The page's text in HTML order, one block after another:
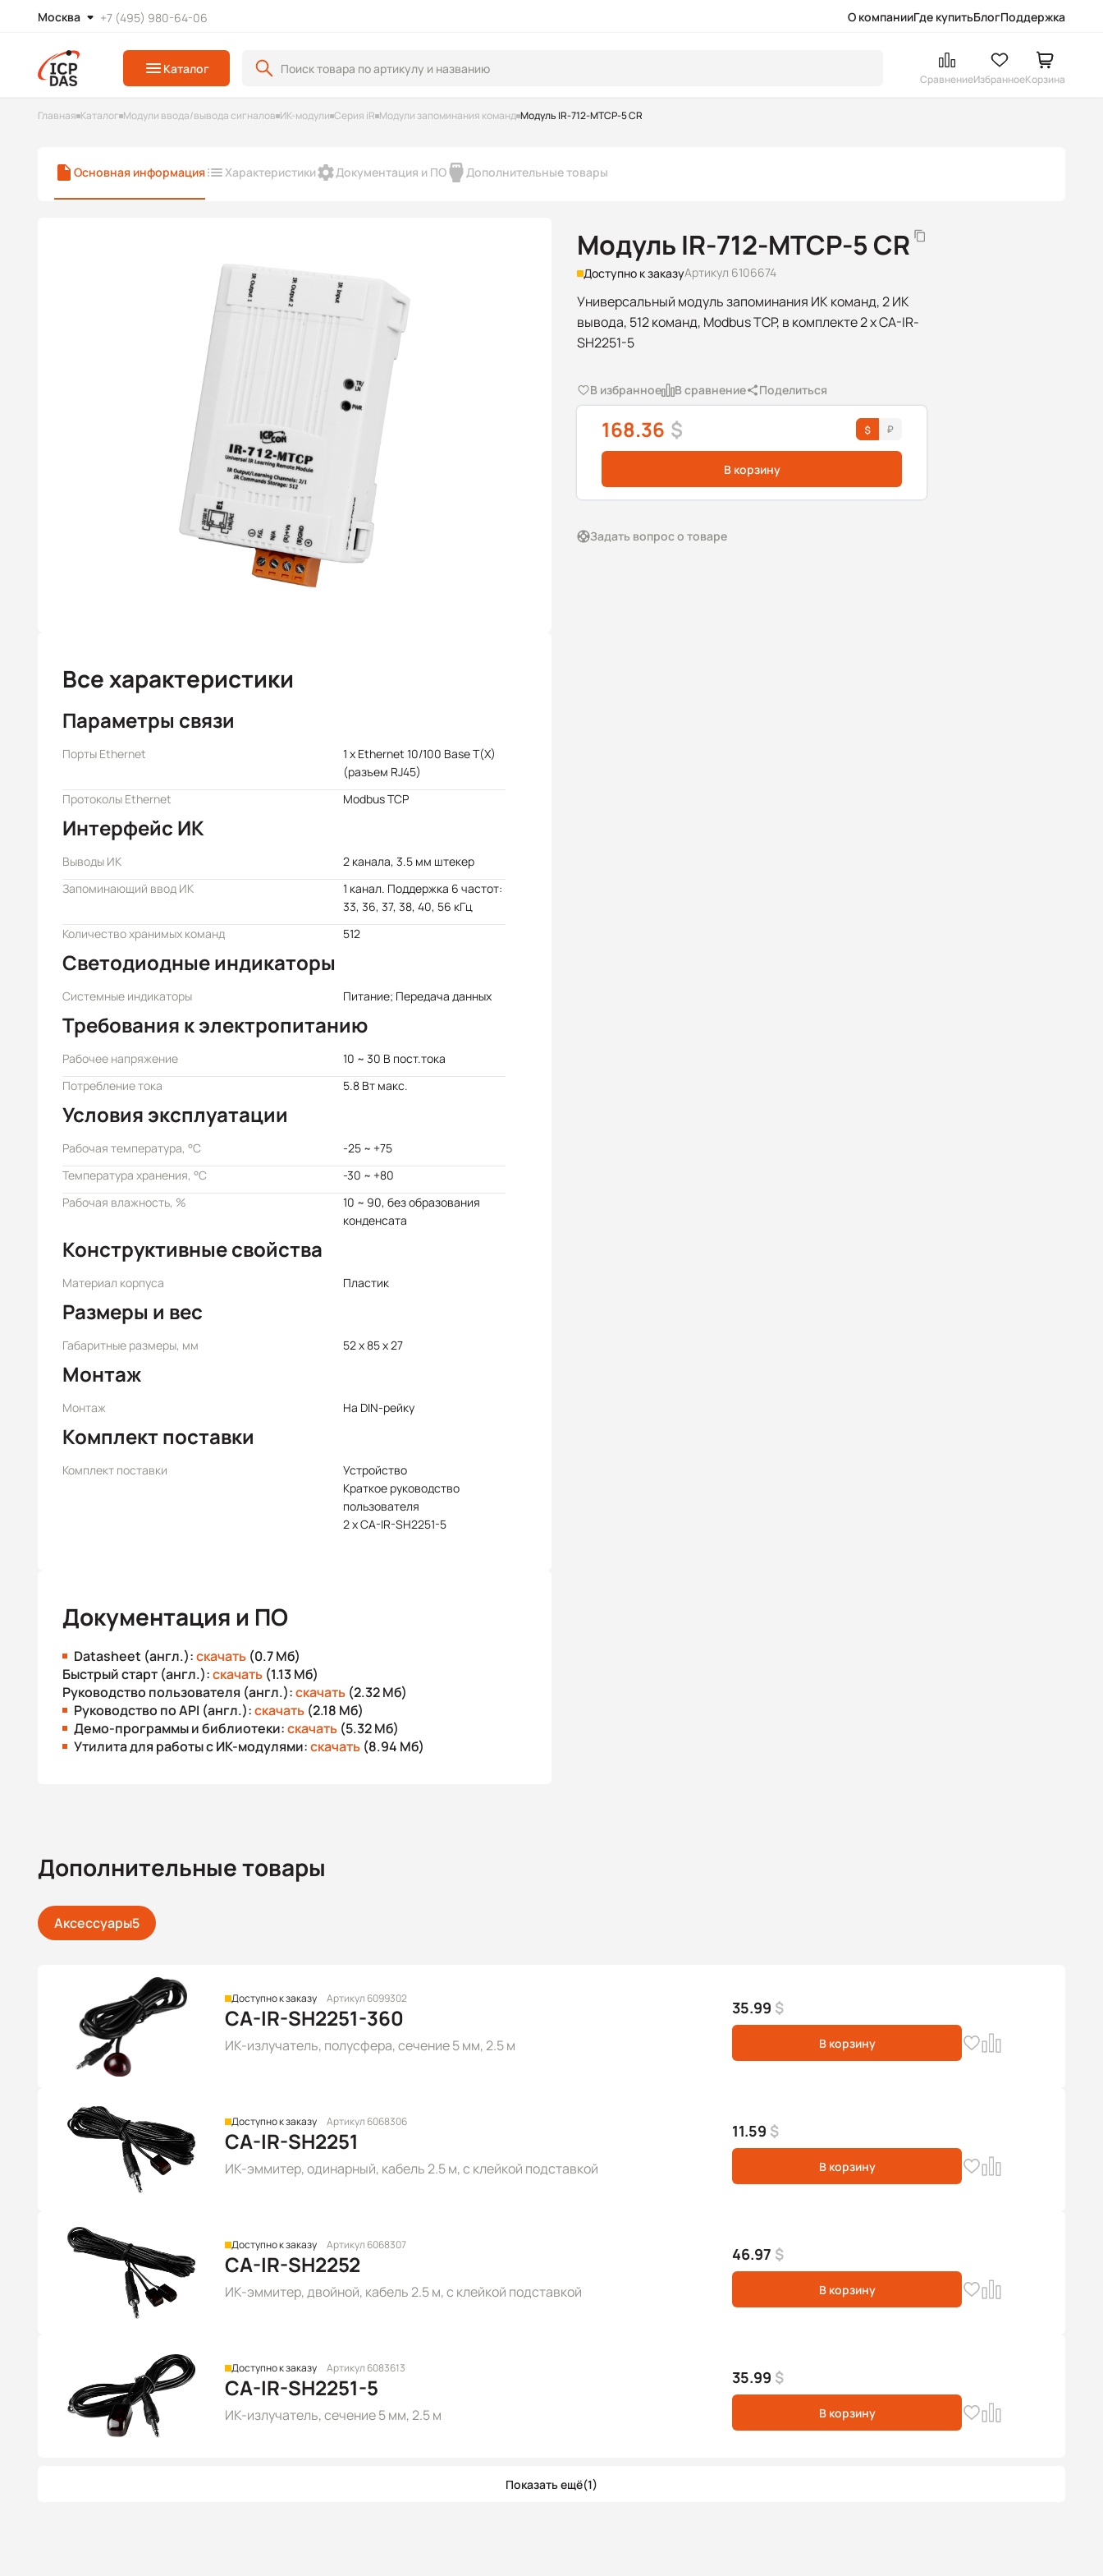
Москва +7 (495) 980-64-06 О компанииГде купитьБлогПоддержка
Каталог
СравнениеИзбранноеКорзина
Главная Каталог Модули ввода/вывода сигналов ИК-модули Серия iR Модули запоминания команд Модуль IR-712-MTCP-5 CR
Основная информация Характеристики Документация и ПО Дополнительные товары
Модуль IR-712-MTCP-5 CR
Доступно к заказуАртикул 6106674
Универсальный модуль запоминания ИК команд, 2 ИК
вывода, 512 команд, Modbus TCP, в комплекте 2 x CA-IR-
SH2251-5
В избранное В сравнение Поделиться
168.36 $
В корзину
Задать вопрос о товаре
Все характеристики
Параметры связи
Порты Ethernet
1 x Ethernet 10/100 Base T(X)
(разъем RJ45)
Протоколы Ethernet
Modbus TCP
Интерфейс ИК
Выводы ИК
2 канала, 3.5 мм штекер
Запоминающий ввод ИК
1 канал. Поддержка 6 частот:
33, 36, 37, 38, 40, 56 кГц
Количество хранимых команд
512
Светодиодные индикаторы
Системные индикаторы Питание; Передача данных
Требования к электропитанию
Рабочее напряжение
10 ~ 30 В пост.тока
Потребление тока
5.8 Вт макс.
Условия эксплуатации
Рабочая температура, °C
-25 ~ +75
Температура хранения, °C
-30 ~ +80
Рабочая влажность, %
10 ~ 90, без образования
конденсата
Конструктивные свойства
Материал корпуса Пластик
Размеры и вес
Габаритные размеры, мм 52 x 85 x 27
Монтаж
Монтаж На DIN-рейку
Комплект поставки
Комплект поставки
Устройство
Краткое руководство
пользователя
2 x CA-IR-SH2251-5
Документация и ПО
Datasheet (англ.):скачать (0.7 Мб)
Быстрый старт (англ.):скачать (1.13 Мб)
Руководство пользователя (англ.):скачать (2.32 Мб)
Руководство по API (англ.):скачать (2.18 Мб)
Демо-программы и библиотеки:скачать (5.32 Мб)
Утилита для работы с ИК-модулями:скачать (8.94 Мб)
Дополнительные товары
Аксессуары5
Доступно к заказу Артикул 6099302
CA-IR-SH2251-360
ИК-излучатель, полусфера, сечение 5 мм, 2.5 м
35.99 $
В корзину
Доступно к заказу Артикул 6068306
CA-IR-SH2251
ИК-эммитер, одинарный, кабель 2.5 м, с клейкой подставкой
11.59 $
В корзину
Доступно к заказу Артикул 6068307
CA-IR-SH2252
ИК-эммитер, двойной, кабель 2.5 м, с клейкой подставкой
46.97 $
В корзину
Доступно к заказу Артикул 6083613
CA-IR-SH2251-5
ИК-излучатель, сечение 5 мм, 2.5 м
35.99 $
В корзину
Показать ещё(1)